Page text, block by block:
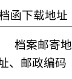
函下载地址
档案邮寄地
、邮政编码